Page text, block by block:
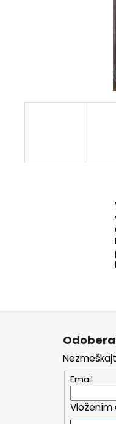
Z
Email
Vložením